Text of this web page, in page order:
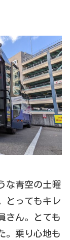
な青空の土曜
とってもキレ
さん。とても
。乗り心地も